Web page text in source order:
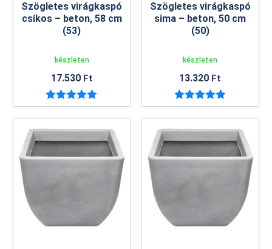
Szögletes virágkaspó
csíkos – beton, 58 cm
(53)
készleten
17.530 Ft
Értékelés:
5.00/ 5
Szögletes virágkaspó
sima – beton, 50 cm
(50)
készleten
13.320 Ft
Értékelés:
5.00/ 5